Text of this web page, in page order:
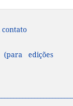
contato
(para edições